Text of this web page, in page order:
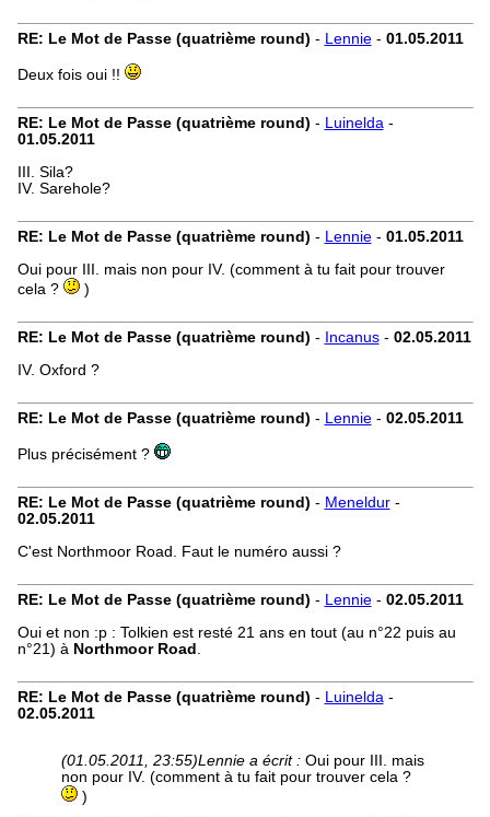
RE: Le Mot de Passe (quatrième round) - Lennie- 01.05.2011
Deux fois oui !!
RE: Le Mot de Passe (quatrième round) - Luinelda-
01.05.2011
III. Sila?
IV. Sarehole?
RE: Le Mot de Passe (quatrième round) - Lennie- 01.05.2011
Oui pour III. mais non pour IV. (comment à tu fait pour trouver
cela ?
)
RE: Le Mot de Passe (quatrième round) - Incanus- 02.05.2011
IV. Oxford ?
RE: Le Mot de Passe (quatrième round) - Lennie- 02.05.2011
Plus précisément ?
RE: Le Mot de Passe (quatrième round) - Meneldur-
02.05.2011
C'est Northmoor Road. Faut le numéro aussi ?
RE: Le Mot de Passe (quatrième round) - Lennie- 02.05.2011
Oui et non :p : Tolkien est resté 21 ans en tout (au n°22 puis au
n°21) à Northmoor Road .
RE: Le Mot de Passe (quatrième round) - Luinelda-
02.05.2011
(01.05.2011, 23:55)Lennie a écrit : Oui pour III. mais
non pour IV. (comment à tu fait pour trouver cela ?
)